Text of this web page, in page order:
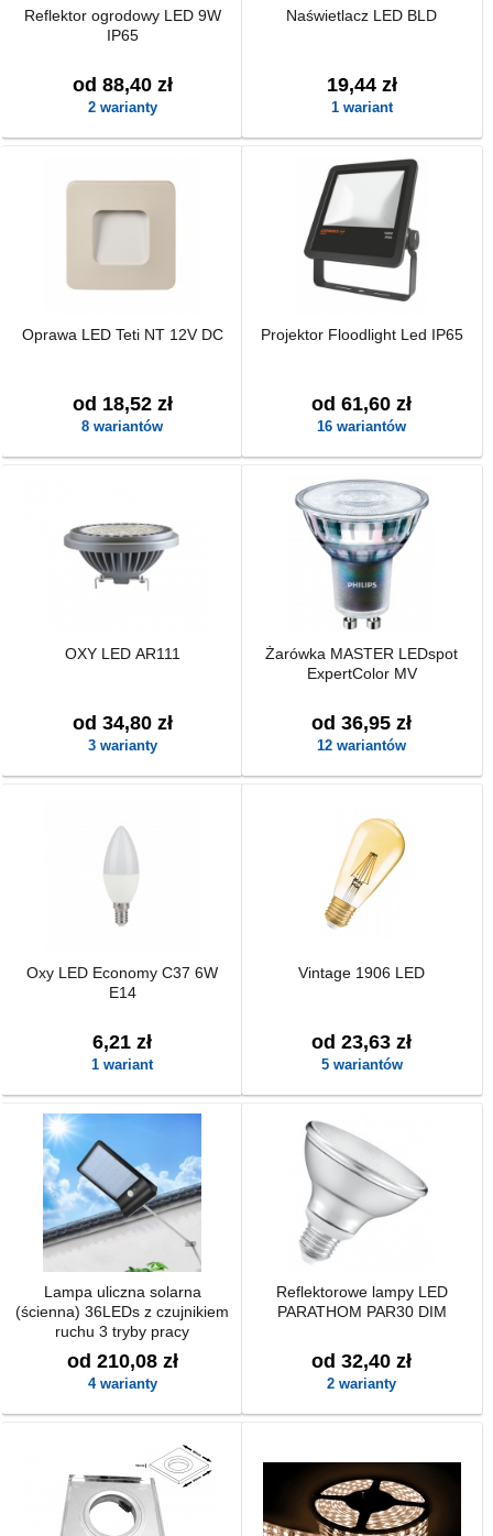
Reflektor ogrodowy LED 9W
IP65
od 88,40 zł
2 warianty
Naświetlacz LED BLD
19,44 zł
1 wariant
Oprawa LED Teti NT 12V DC
od 18,52 zł
8 wariantów
Projektor Floodlight Led IP65
od 61,60 zł
16 wariantów
OXY LED AR111
od 34,80 zł
3 warianty
Żarówka MASTER LEDspot
ExpertColor MV
od 36,95 zł
12 wariantów
Oxy LED Economy C37 6W
E14
6,21 zł
1 wariant
Vintage 1906 LED
od 23,63 zł
5 wariantów
Lampa uliczna solarna
(ścienna) 36LEDs z czujnikiem
ruchu 3 tryby pracy
od 210,08 zł
4 warianty
Reflektorowe lampy LED
PARATHOM PAR30 DIM
od 32,40 zł
2 warianty